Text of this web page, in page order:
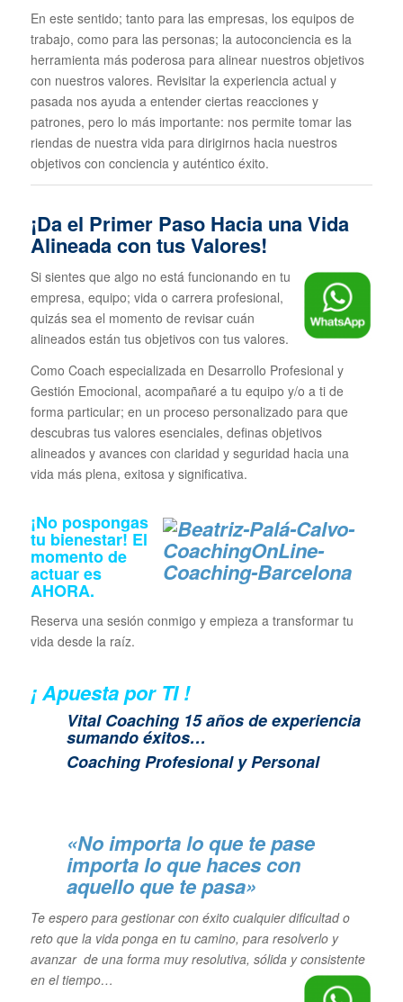
En este sentido; tanto para las empresas, los equipos de
trabajo, como para las personas; la autoconciencia es la
herramienta más poderosa para alinear nuestros objetivos
con nuestros valores. Revisitar la experiencia actual y
pasada nos ayuda a entender ciertas reacciones y
patrones, pero lo más importante: nos permite tomar las
riendas de nuestra vida para dirigirnos hacia nuestros
objetivos con conciencia y auténtico éxito.
¡Da el Primer Paso Hacia una Vida
Alineada con tus Valores!
Si sientes que algo no está funcionando en tu
empresa, equipo; vida o carrera profesional,
quizás sea el momento de revisar cuán
alineados están tus objetivos con tus valores.
Como Coach especializada en Desarrollo Profesional y
Gestión Emocional, acompañaré a tu equipo y/o a ti de
forma particular; en un proceso personalizado para que
descubras tus valores esenciales, definas objetivos
alineados y avances con claridad y seguridad hacia una
vida más plena, exitosa y significativa.
¡No pospongas
tu bienestar! El
momento de
actuar es
AHORA.
Reserva una sesión conmigo y empieza a transformar tu
vida desde la raíz.
¡ Apuesta por TI !
Vital Coaching 15 años de experiencia
sumando éxitos…
Coaching Profesional y Personal
«No importa lo que te pase
importa lo que haces con
aquello que te pasa»
Te espero para gestionar con éxito cualquier dificultad o
reto que la vida ponga en tu camino, para resolverlo y
avanzar de una forma muy resolutiva, sólida y consistente
en el tiempo…